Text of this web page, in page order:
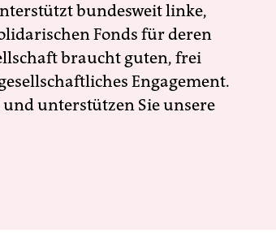
bundesweit linke,
Fonds für deren
braucht guten, frei
Engagement.
unterstützen Sie unsere